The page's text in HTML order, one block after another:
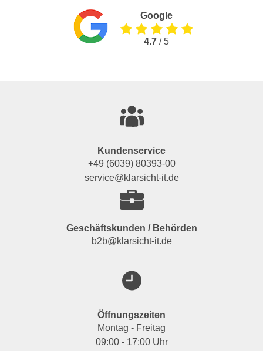
Google
4.7 / 5
Kundenservice
+49 (6039) 80393-00
service@klarsicht-it.de
Geschäftskunden / Behörden
b2b@klarsicht-it.de
Öffnungszeiten
Montag - Freitag
09:00 - 17:00 Uhr